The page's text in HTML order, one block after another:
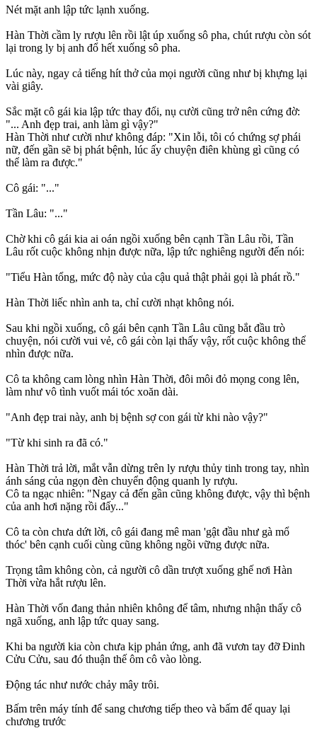
Nét mặt anh lập tức lạnh xuống.
Hàn Thời cầm ly rượu lên rồi lật úp xuống sô pha, chút rượu còn sót
lại trong ly bị anh đổ hết xuống sô pha.
Lúc này, ngay cả tiếng hít thở của mọi người cũng như bị khựng lại
vài giây.
Sắc mặt cô gái kia lập tức thay đổi, nụ cười cũng trở nên cứng đờ:
"... Anh đẹp trai, anh làm gì vậy?"
Hàn Thời như cười như không đáp: "Xin lỗi, tôi có chứng sợ phái
nữ, đến gần sẽ bị phát bệnh, lúc ấy chuyện điên khùng gì cũng có
thể làm ra được."
Cô gái: "..."
Tần Lâu: "..."
Chờ khi cô gái kia ai oán ngồi xuống bên cạnh Tần Lâu rồi, Tần
Lâu rốt cuộc không nhịn được nữa, lập tức nghiêng người đến nói:
"Tiểu Hàn tổng, mức độ này của cậu quả thật phải gọi là phát rồ."
Hàn Thời liếc nhìn anh ta, chỉ cười nhạt không nói.
Sau khi ngồi xuống, cô gái bên cạnh Tần Lâu cũng bắt đầu trò
chuyện, nói cười vui vẻ, cô gái còn lại thấy vậy, rốt cuộc không thể
nhìn được nữa.
Cô ta không cam lòng nhìn Hàn Thời, đôi môi đỏ mọng cong lên,
làm như vô tình vuốt mái tóc xoăn dài.
"Anh đẹp trai này, anh bị bệnh sợ con gái từ khi nào vậy?"
"Từ khi sinh ra đã có."
Hàn Thời trả lời, mắt vẫn dừng trên ly rượu thủy tinh trong tay, nhìn
ánh sáng của ngọn đèn chuyển động quanh ly rượu.
Cô ta ngạc nhiên: "Ngay cả đến gần cũng không được, vậy thì bệnh
của anh hơi nặng rồi đấy..."
Cô ta còn chưa dứt lời, cô gái đang mê man 'gật đầu như gà mổ
thóc' bên cạnh cuối cùng cũng không ngồi vững được nữa.
Trọng tâm không còn, cả người cô dần trượt xuống ghế nơi Hàn
Thời vừa hắt rượu lên.
Hàn Thời vốn đang thản nhiên không để tâm, nhưng nhận thấy cô
ngã xuống, anh lập tức quay sang.
Khi ba người kia còn chưa kịp phản ứng, anh đã vươn tay đỡ Đinh
Cửu Cửu, sau đó thuận thế ôm cô vào lòng.
Động tác như nước chảy mây trôi.
Bấm trên máy tính để sang chương tiếp theo và bấm để quay lại
chương trước